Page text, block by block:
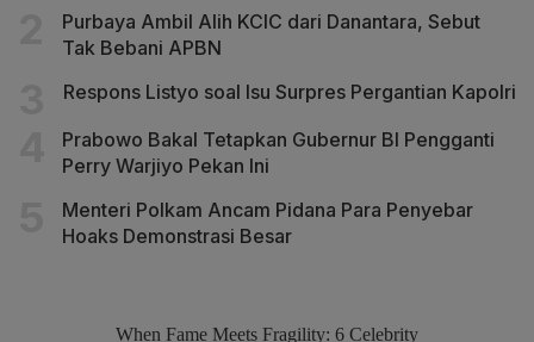
Purbaya Ambil Alih KCIC dari Danantara, Sebut
Tak Bebani APBN
Respons Listyo soal Isu Surpres Pergantian Kapolri
Prabowo Bakal Tetapkan Gubernur BI Pengganti
Perry Warjiyo Pekan Ini
Menteri Polkam Ancam Pidana Para Penyebar
Hoaks Demonstrasi Besar